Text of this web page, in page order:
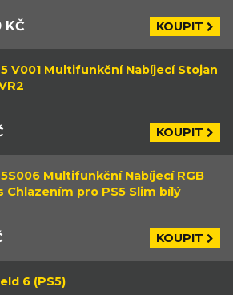
KČ KOUPIT
V001 Multifunkční Nabíjecí Stojan
KOUPIT
Multifunkční Nabíjecí RGB
Chlazením pro PS5 Slim bílý
KOUPIT
6 (PS5)